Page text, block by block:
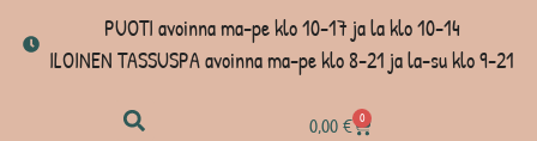
PUOTI avoinna ma-pe klo 10-17 ja la klo 10-14
ILOINEN TASSUSPA avoinna ma-pe klo 8-21 ja la-su klo 9-21
0,00€ 0